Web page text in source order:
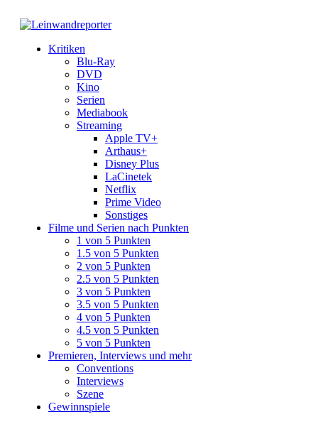
Kritiken
Blu-Ray
DVD
Kino
Serien
Mediabook
Streaming
Apple TV+
Arthaus+
Disney Plus
LaCinetek
Netflix
Prime Video
Sonstiges
Filme und Serien nach Punkten
1 von 5 Punkten
1.5 von 5 Punkten
2 von 5 Punkten
2.5 von 5 Punkten
3 von 5 Punkten
3.5 von 5 Punkten
4 von 5 Punkten
4.5 von 5 Punkten
5 von 5 Punkten
Premieren, Interviews und mehr
Conventions
Interviews
Szene
Gewinnspiele